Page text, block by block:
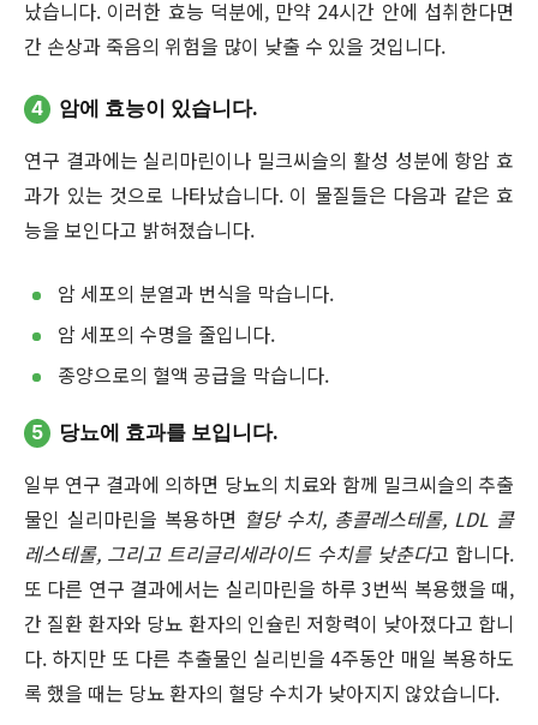
났습니다. 이러한 효능 덕분에, 만약 24시간 안에 섭취한다면
간 손상과 죽음의 위험을 많이 낮출 수 있을 것입니다.
4 암에 효능이 있습니다.
연구 결과에는 실리마린이나 밀크씨슬의 활성 성분에 항암 효
과가 있는 것으로 나타났습니다. 이 물질들은 다음과 같은 효
능을 보인다고 밝혀졌습니다.
암 세포의 분열과 번식을 막습니다.
암 세포의 수명을 줄입니다.
종양으로의 혈액 공급을 막습니다.
5 당뇨에 효과를 보입니다.
일부 연구 결과에 의하면 당뇨의 치료와 함께 밀크씨슬의 추출
물인 실리마린을 복용하면 혈당 수치, 총콜레스테롤, LDL 콜
레스테롤, 그리고 트리글리세라이드 수치를 낮춘다고 합니다.
또 다른 연구 결과에서는 실리마린을 하루 3번씩 복용했을 때,
간 질환 환자와 당뇨 환자의 인슐린 저항력이 낮아졌다고 합니
다. 하지만 또 다른 추출물인 실리빈을 4주동안 매일 복용하도
록 했을 때는 당뇨 환자의 혈당 수치가 낮아지지 않았습니다.